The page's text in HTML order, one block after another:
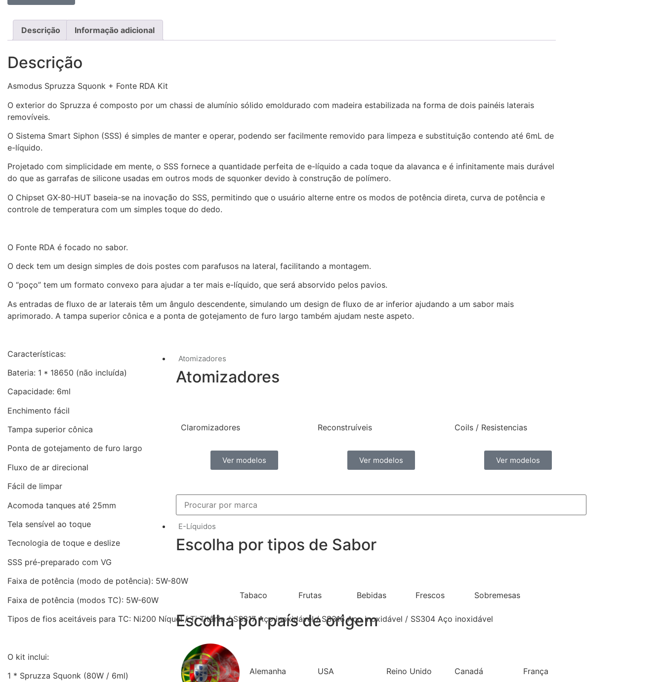
Atomizadores
Atomizadores
Claromizadores
Ver modelos
Reconstruíveis
Ver modelos
Coils / Resistencias
Ver modelos
E-Líquidos
Escolha por tipos de Sabor
Tabaco Frutas Bebidas Frescos Sobremesas
Escolha por país de origem
Alemanha USA Reino Unido Canadá França
Descrição Informação adicional
Descrição
Asmodus Spruzza Squonk + Fonte RDA Kit
O exterior do Spruzza é composto por um chassi de alumínio sólido emoldurado com madeira estabilizada na forma de dois painéis laterais
removíveis.
O Sistema Smart Siphon (SSS) é simples de manter e operar, podendo ser facilmente removido para limpeza e substituição contendo até 6mL de
e-líquido.
Projetado com simplicidade em mente, o SSS fornece a quantidade perfeita de e-líquido a cada toque da alavanca e é infinitamente mais durável
do que as garrafas de silicone usadas em outros mods de squonker devido à construção de polímero.
O Chipset GX-80-HUT baseia-se na inovação do SSS, permitindo que o usuário alterne entre os modos de potência direta, curva de potência e
controle de temperatura com um simples toque do dedo.
O Fonte RDA é focado no sabor.
O deck tem um design simples de dois postes com parafusos na lateral, facilitando a montagem.
O “poço” tem um formato convexo para ajudar a ter mais e-líquido, que será absorvido pelos pavios.
As entradas de fluxo de ar laterais têm um ângulo descendente, simulando um design de fluxo de ar inferior ajudando a um sabor mais
aprimorado. A tampa superior cônica e a ponta de gotejamento de furo largo também ajudam neste aspeto.
Características:
Bateria: 1 * 18650 (não incluída)
Capacidade: 6ml
Enchimento fácil
Tampa superior cônica
Ponta de gotejamento de furo largo
Fluxo de ar direcional
Fácil de limpar
Acomoda tanques até 25mm
Tela sensível ao toque
Tecnologia de toque e deslize
SSS pré-preparado com VG
Faixa de potência (modo de potência): 5W-80W
Faixa de potência (modos TC): 5W-60W
Tipos de fios aceitáveis para TC: Ni200 Níquel / Ti Titânio / SS317 Aço inoxidável / SS316 Aço inoxidável / SS304 Aço inoxidável
O kit inclui:
1 * Spruzza Squonk (80W / 6ml)